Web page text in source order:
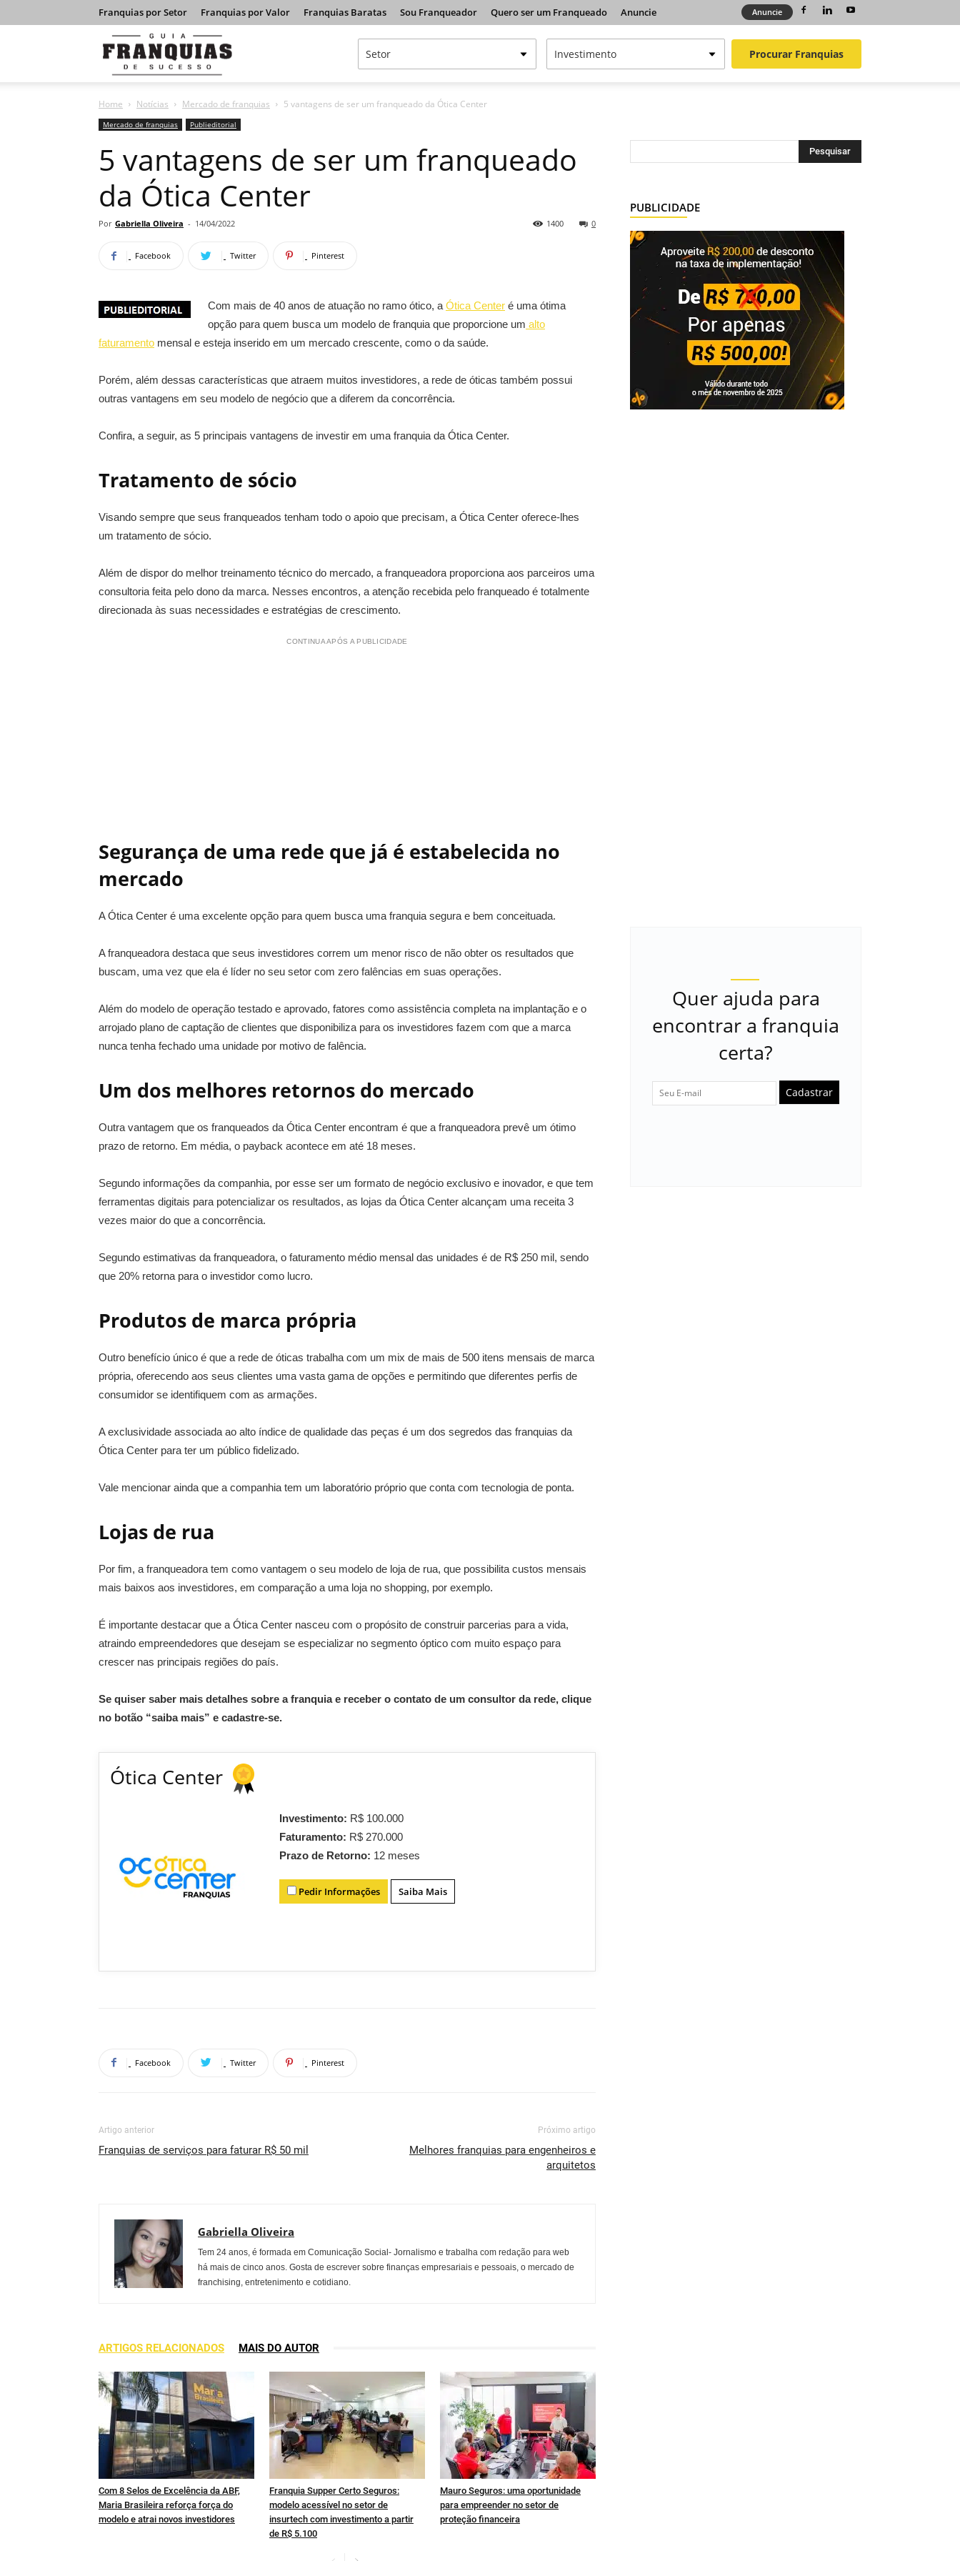
Franquias por Setor Franquias por Valor Franquias Baratas Sou Franqueador Quero ser um Franqueado Anuncie Anuncie
Franquias
Sucesso
Procurar Franquias
Home Notícias Mercado de franquias 5 vantagens de ser um franqueado da Ótica Center
Mercado de franquias Publieditorial
5 vantagens de ser um franqueado
da Ótica Center
Por Gabriella Oliveira - 14/04/2022 0
1400
Facebook Twitter Pinterest
Com mais de 40 anos de atuação no ramo ótico, a Ótica Center é uma ótima
opção para quem busca um modelo de franquia que proporcione um alto
faturamento mensal e esteja inserido em um mercado crescente, como o da saúde.
Porém, além dessas características que atraem muitos investidores, a rede de óticas também possui
outras vantagens em seu modelo de negócio que a diferem da concorrência.
Confira, a seguir, as 5 principais vantagens de investir em uma franquia da Ótica Center.
Tratamento de sócio
Visando sempre que seus franqueados tenham todo o apoio que precisam, a Ótica Center oferece-lhes
um tratamento de sócio.
Além de dispor do melhor treinamento técnico do mercado, a franqueadora proporciona aos parceiros uma
consultoria feita pelo dono da marca. Nesses encontros, a atenção recebida pelo franqueado é totalmente
direcionada às suas necessidades e estratégias de crescimento.
CONTINUA APÓS A PUBLICIDADE
Segurança de uma rede que já é estabelecida no
mercado
A Ótica Center é uma excelente opção para quem busca uma franquia segura e bem conceituada.
A franqueadora destaca que seus investidores correm um menor risco de não obter os resultados que
buscam, uma vez que ela é líder no seu setor com zero falências em suas operações.
Além do modelo de operação testado e aprovado, fatores como assistência completa na implantação e o
arrojado plano de captação de clientes que disponibiliza para os investidores fazem com que a marca
nunca tenha fechado uma unidade por motivo de falência.
Um dos melhores retornos do mercado
Outra vantagem que os franqueados da Ótica Center encontram é que a franqueadora prevê um ótimo
prazo de retorno. Em média, o payback acontece em até 18 meses.
Segundo informações da companhia, por esse ser um formato de negócio exclusivo e inovador, e que tem
ferramentas digitais para potencializar os resultados, as lojas da Ótica Center alcançam uma receita 3
vezes maior do que a concorrência.
Segundo estimativas da franqueadora, o faturamento médio mensal das unidades é de R$ 250 mil, sendo
que 20% retorna para o investidor como lucro.
Produtos de marca própria
Outro benefício único é que a rede de óticas trabalha com um mix de mais de 500 itens mensais de marca
própria, oferecendo aos seus clientes uma vasta gama de opções e permitindo que diferentes perfis de
consumidor se identifiquem com as armações.
A exclusividade associada ao alto índice de qualidade das peças é um dos segredos das franquias da
Ótica Center para ter um público fidelizado.
Vale mencionar ainda que a companhia tem um laboratório próprio que conta com tecnologia de ponta.
Lojas de rua
Por fim, a franqueadora tem como vantagem o seu modelo de loja de rua, que possibilita custos mensais
mais baixos aos investidores, em comparação a uma loja no shopping, por exemplo.
É importante destacar que a Ótica Center nasceu com o propósito de construir parcerias para a vida,
atraindo empreendedores que desejam se especializar no segmento óptico com muito espaço para
crescer nas principais regiões do país.
Se quiser saber mais detalhes sobre a franquia e receber o contato de um consultor da rede, clique
no botão “saiba mais” e cadastre-se.
Ótica Center
Investimento: R$ 100.000
Faturamento: R$ 270.000
Prazo de Retorno: 12 meses
Pedir Informações Saiba Mais
Facebook Twitter Pinterest
Artigo anterior
Franquias de serviços para faturar R$ 50 mil
Próximo artigo
Melhores franquias para engenheiros e
arquitetos
Gabriella Oliveira
Tem 24 anos, é formada em Comunicação Social- Jornalismo e trabalha com redação para web
há mais de cinco anos. Gosta de escrever sobre finanças empresariais e pessoais, o mercado de
franchising, entretenimento e cotidiano.
ARTIGOS RELACIONADOS MAIS DO AUTOR
Com 8 Selos de Excelência da ABF,
Maria Brasileira reforça força do
modelo e atrai novos investidores
Franquia Supper Certo Seguros:
modelo acessível no setor de
insurtech com investimento a partir
de R$ 5.100
Mauro Seguros: uma oportunidade
para empreender no setor de
proteção financeira
PUBLICIDADE
Quer ajuda para
encontrar a franquia
certa?
Cadastrar